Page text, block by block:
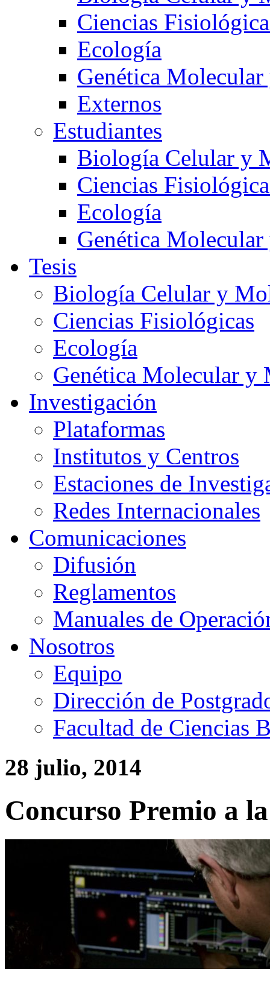
Ciencias
Ecología
Genética
Externos
Estudiantes
Biología Celular y
Ciencias
Ecología
Genética
Tesis
Biología Celular y
Ciencias Fisiológicas
Ecología
Genética Molecular
Investigación
Plataformas
Institutos y Centros
Estaciones de
Redes Internacionales
Comunicaciones
Difusión
Reglamentos
Manuales de
Nosotros
Equipo
Dirección de
Facultad de Ciencias
28 julio, 2014
Concurso Premio a